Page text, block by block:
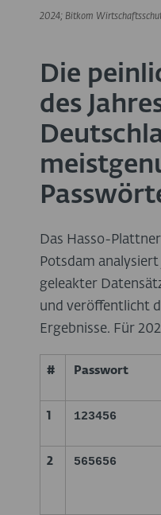
2024; Bitkom
Die
des
Das Hasso-
Potsdam
geleakter
und veröffentlicht
Ergebnisse. Für
# Passwort
123456
2 565656